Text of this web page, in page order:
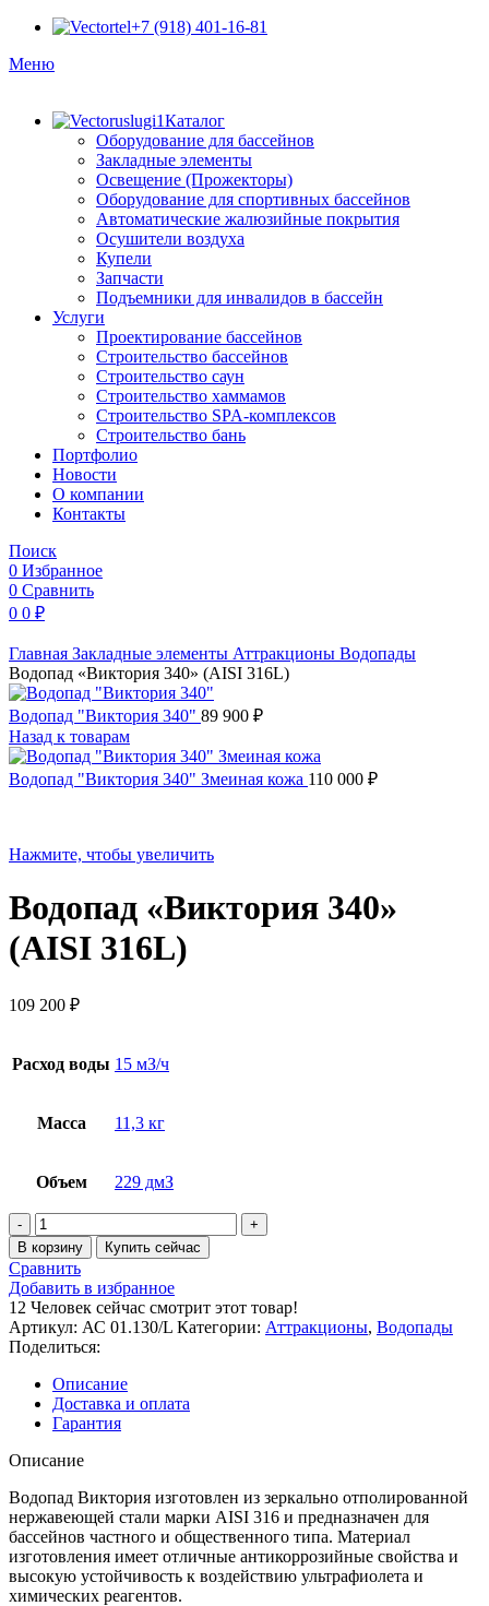
+7 (918) 401-16-81
Меню
Каталог
Оборудование для бассейнов
Закладные элементы
Освещение (Прожекторы)
Оборудование для спортивных бассейнов
Автоматические жалюзийные покрытия
Осушители воздуха
Купели
Запчасти
Подъемники для инвалидов в бассейн
Услуги
Проектирование бассейнов
Строительство бассейнов
Строительство саун
Строительство хаммамов
Строительство SPA-комплексов
Строительство бань
Портфолио
Новости
O компании
Контакты
Поиск
0 Избранное
0 Сравнить
0 0 ₽
Главная Закладные элементы Аттракционы Водопады
Водопад «Виктория 340» (AISI 316L)
Водопад "Виктория 340" 89 900 ₽
Назад к товарам
Водопад "Виктория 340" Змеиная кожа 110 000 ₽
Нажмите, чтобы увеличить
Водопад «Виктория 340»
(AISI 316L)
109 200 ₽
Расход воды 15 мЗ/ч
Масса 11,3 кг
Объем 229 дмЗ
В корзину Купить сейчас
Сравнить
Добавить в избранное
12 Человек сейчас смотрит этот товар!
Артикул: АС 01.130/L Категории: Аттракционы, Водопады
Поделиться:
Описание
Доставка и оплата
Гарантия
Описание
Водопад Виктория изготовлен из зеркально отполированной
нержавеющей стали марки AISI 316 и предназначен для
бассейнов частного и общественного типа. Материал
изготовления имеет отличные антикоррозийные свойства и
высокую устойчивость к воздействию ультрафиолета и
химических реагентов.